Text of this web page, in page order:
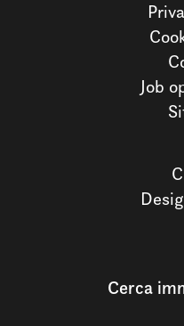
Job
Cerca